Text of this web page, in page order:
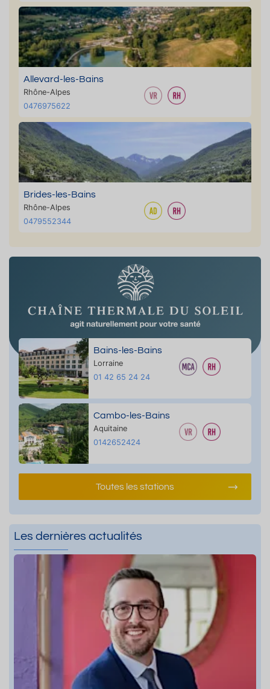
Allevard-les-Bains
Rhône-Alpes
0476975622
Brides-les-Bains
Rhône-Alpes
0479552344
Bains-les-Bains
Lorraine
01 42 65 24 24
Cambo-les-Bains
Aquitaine
0142652424
Toutes les stations
Les dernières actualités